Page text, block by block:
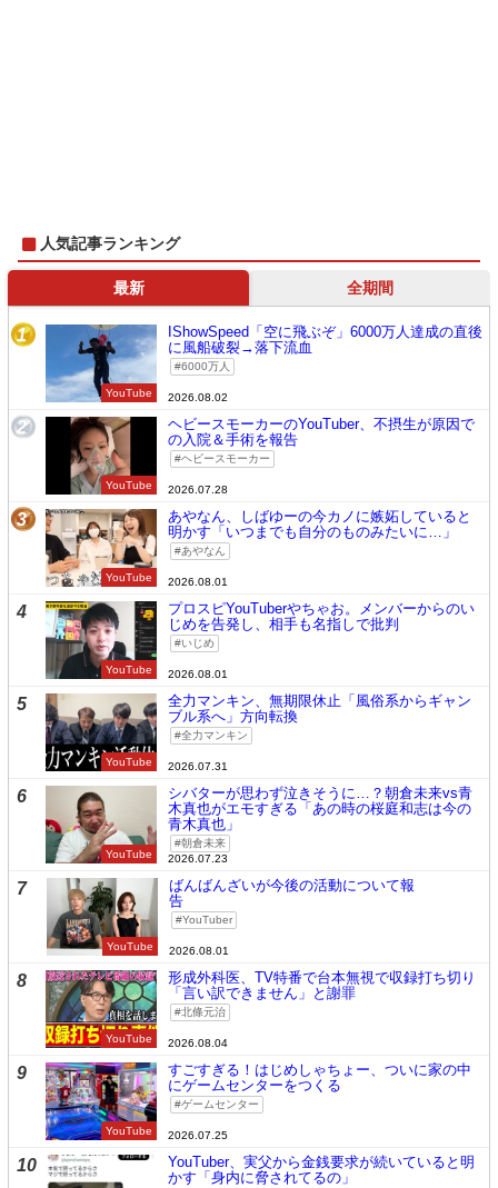
人気記事ランキング
最新 全期間
1
YouTube
IShowSpeed「空に飛ぶぞ」6000万人達成の直後
に風船破裂→落下流血
6000万人
2026.08.02
2
YouTube
ヘビースモーカーのYouTuber、不摂生が原因で
の入院＆手術を報告
ヘビースモーカー
2026.07.28
3
YouTube
あやなん、しばゆーの今カノに嫉妬していると
明かす「いつまでも自分のものみたいに…」
あやなん
2026.08.01
4
YouTube
プロスピYouTuberやちゃお。メンバーからのい
じめを告発し、相手も名指しで批判
いじめ
2026.08.01
5
YouTube
全力マンキン、無期限休止「風俗系からギャン
ブル系へ」方向転換
全力マンキン
2026.07.31
6
YouTube
シバターが思わず泣きそうに…？朝倉未来vs青
木真也がエモすぎる「あの時の桜庭和志は今の
青木真也」
朝倉未来
2026.07.23
7
YouTube
ばんばんざいが今後の活動について報
告
YouTuber
2026.08.01
8
YouTube
形成外科医、TV特番で台本無視で収録打ち切り
「言い訳できません」と謝罪
北條元治
2026.08.04
9
YouTube
すごすぎる！はじめしゃちょー、ついに家の中
にゲームセンターをつくる
ゲームセンター
2026.07.25
10
YouTuber、実父から金銭要求が続いていると明
かす「身内に脅されてるの」